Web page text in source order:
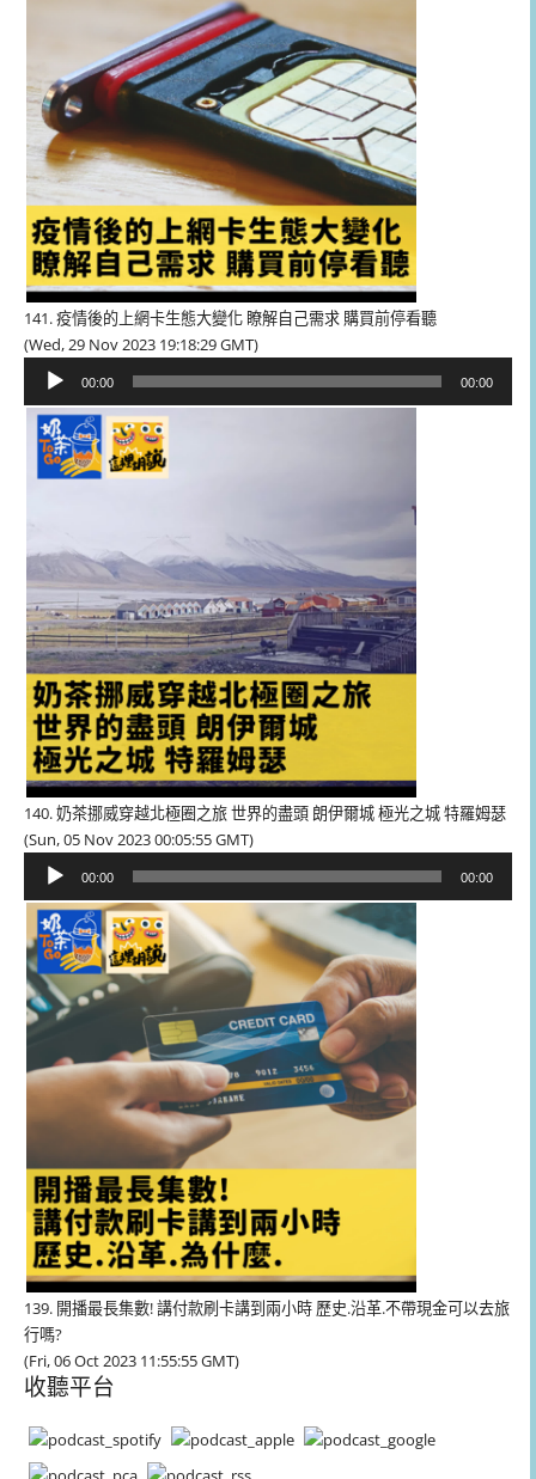
141. 疫情後的上網卡生態大變化 瞭解自己需求 購買前停看聽
(Wed, 29 Nov 2023 19:18:29 GMT)
播
器
00:00 00:00
140. 奶茶挪威穿越北極圈之旅 世界的盡頭 朗伊爾城 極光之城 特羅姆瑟
(Sun, 05 Nov 2023 00:05:55 GMT)
播
放
器
00:00 00:00
139. 開播最長集數! 講付款刷卡講到兩小時 歷史.沿革.不帶現金可以去旅
行嗎?
(Fri, 06 Oct 2023 11:55:55 GMT)
收聽平台